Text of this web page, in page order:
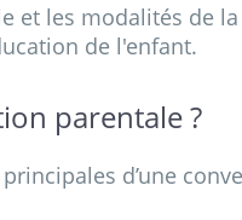
et les modalités de la
de l'enfant.
parentale ?
d’une